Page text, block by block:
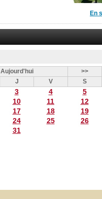
En
Aujourd'hui
>>
J V S
3 4
5
10 11
12
17 18
19
24 25
26
31